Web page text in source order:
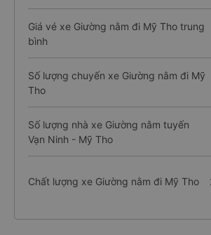
Giá vé xe Giường nằm đi Mỹ Tho trung
bình
Số lượng chuyến xe Giường nằm đi Mỹ
Tho
Số lượng nhà xe Giường nằm tuyến
Vạn Ninh - Mỹ Tho
Chất lượng xe Giường nằm đi Mỹ Tho